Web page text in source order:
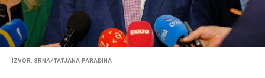
IZVOR: SRNA/TATJANA PARAĐINA